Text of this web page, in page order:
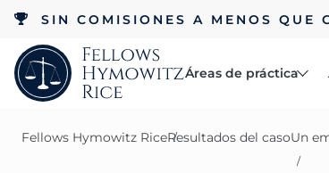
SIN COMISIONES A MENOS QUE
Áreas de práctica
Fellows Hymowitz RiceResultados del casoUn